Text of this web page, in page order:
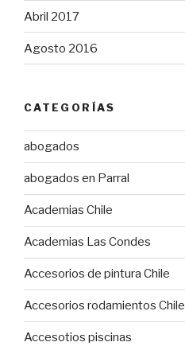
Abril 2017
Agosto 2016
CATEGORÍAS
abogados
abogados en Parral
Academias Chile
Academias Las Condes
Accesorios de pintura Chile
Accesorios rodamientos Chile
Accesotios piscinas